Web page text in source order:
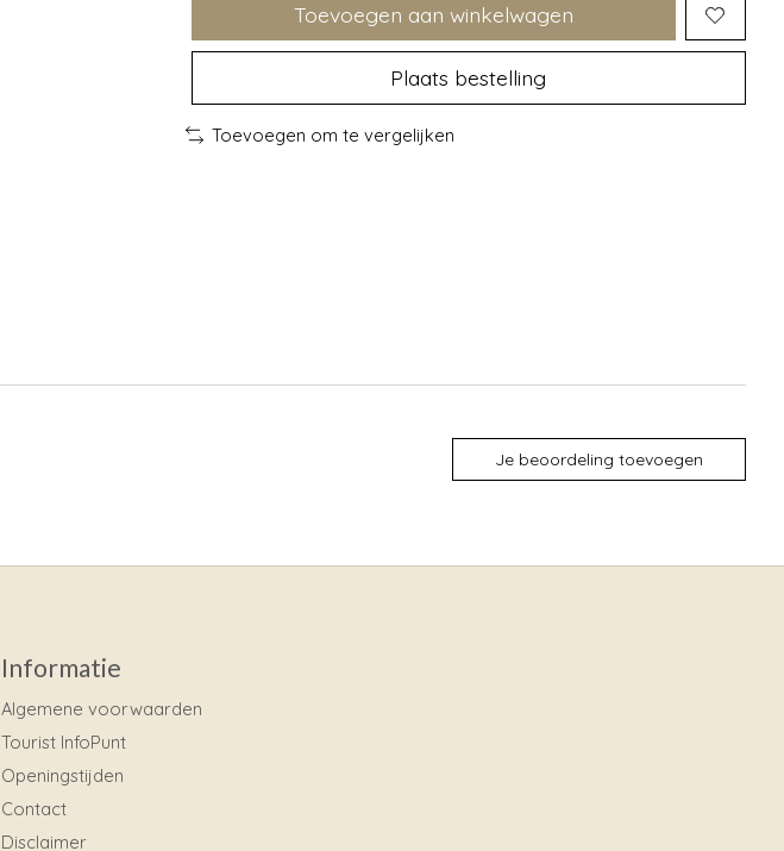
Toevoegen aan winkelwagen
Plaats bestelling
Toevoegen om te vergelijken
Je beoordeling toevoegen
Informatie
Algemene voorwaarden
Tourist InfoPunt
Openingstijden
Contact
Disclaimer